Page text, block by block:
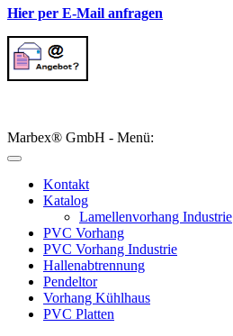
Hier per E-Mail anfragen
Marbex® GmbH - Menü:
Kontakt
Katalog
Lamellenvorhang Industrie
PVC Vorhang
PVC Vorhang Industrie
Hallenabtrennung
Pendeltor
Vorhang Kühlhaus
PVC Platten